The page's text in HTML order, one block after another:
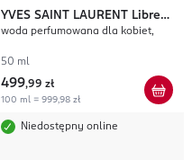
YVES SAINT LAURENT
Libre
Berry Crush
woda perfumowana dla kobiet,
50 ml
499,99 zł
100 ml = 999,98 zł
Niedostępny online